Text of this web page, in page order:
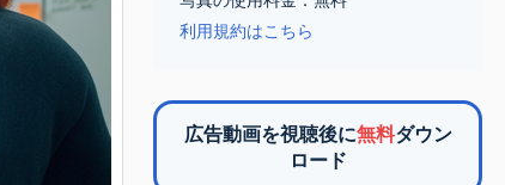
利用規約はこちら
広告動画を視聴後に無料ダウン
ロード